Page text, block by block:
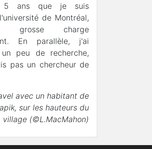
5 ans que je suis
de Montréal,
grosse charge
En parallèle, j'ai
peu de recherche,
pas un chercheur de
avec un habitant de
sur les hauteurs du
village (©L.MacMahon)